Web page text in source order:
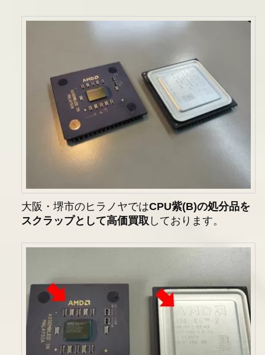
大阪・堺市のヒラノヤではCPU紫(B)の処分品を
スクラップとして高価買取 しております。